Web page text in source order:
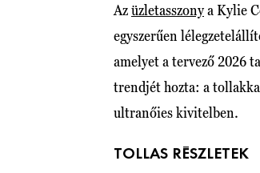
Azüzletasszonya Kylie
egyszerűen
amelyet a tervező 2026
trendjét hozta: a
ultranőies kivitelben.
TOLLAS RÉSZLETEK